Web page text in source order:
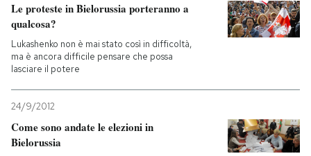
AREA PERSONALE
Entra
Le proteste in Bielorussia porteranno a
qualcosa?
Lukashenko non è mai stato così in difficoltà,
ma è ancora difficile pensare che possa
lasciare il potere
24/9/2012
Come sono andate le elezioni in
Bielorussia